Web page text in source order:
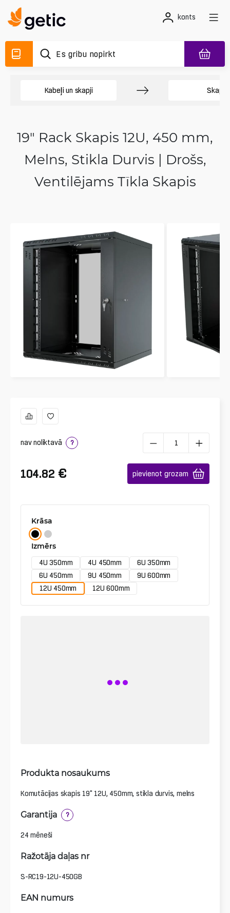
konts
Kabeļi un skapji Skapji
19" Rack Skapis 12U, 450 mm,
Melns, Stikla Durvis | Drošs,
Ventilējams Tīkla Skapis
nav noliktavā ?
104.82 € pievienot grozam
Krāsa
Izmērs
4U 350mm 4U 450mm
6U 350mm
6U 450mm
9U 450mm
9U 600mm
12U 450mm
12U 600mm
Produkta nosaukums
Komutācijas skapis 19" 12U, 450mm, stikla durvis, melns
Garantija ?
24 mēneši
Ražotāja daļas nr
S-RC19-12U-450GB
EAN numurs